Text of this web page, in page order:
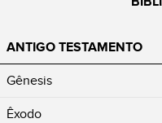
ANTIGO TESTAMENTO
Gênesis
Êxodo